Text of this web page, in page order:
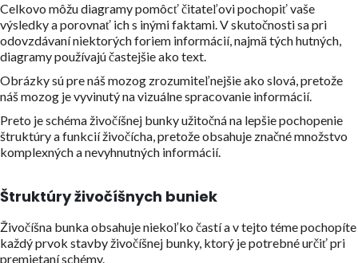
Celkovo môžu diagramy pomôcť čitateľovi pochopiť vaše
výsledky a porovnať ich s inými faktami. V skutočnosti sa pri
odovzdávaní niektorých foriem informácií, najmä tých hutných,
diagramy používajú častejšie ako text.
Obrázky sú pre náš mozog zrozumiteľnejšie ako slová, pretože
náš mozog je vyvinutý na vizuálne spracovanie informácií.
Preto je schéma živočíšnej bunky užitočná na lepšie pochopenie
štruktúry a funkcií živočícha, pretože obsahuje značné množstvo
komplexných a nevyhnutných informácií.
Štruktúry živočíšnych buniek
Živočíšna bunka obsahuje niekoľko častí a v tejto téme pochopíte
každý prvok stavby živočíšnej bunky, ktorý je potrebné určiť pri
premietaní schémy.